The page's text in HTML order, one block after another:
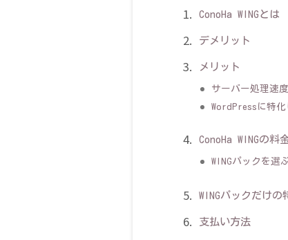
ConoHa WINGとは
デメリット
メリット
サーバー処理速
WordPressに特
ConoHa WINGの料
WINGパックを選
WINGパックだけ
支払い方法